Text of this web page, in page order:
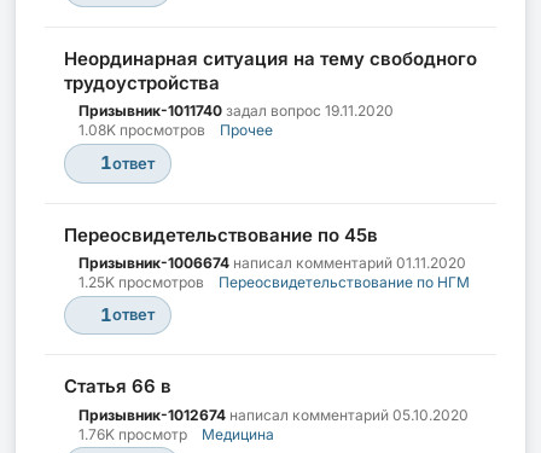
Неординарная ситуация на тему свободного
трудоустройства
Призывник-1011740 задал вопрос 19.11.2020
1.08K просмотров
Прочее
1ответ
Переосвидетельствование по 45в
Призывник-1006674 написал комментарий 01.11.2020
1.25K просмотров
Переосвидетельствование по НГМ
1ответ
Статья 66 в
Призывник-1012674 написал комментарий 05.10.2020
1.76K просмотр
Медицина